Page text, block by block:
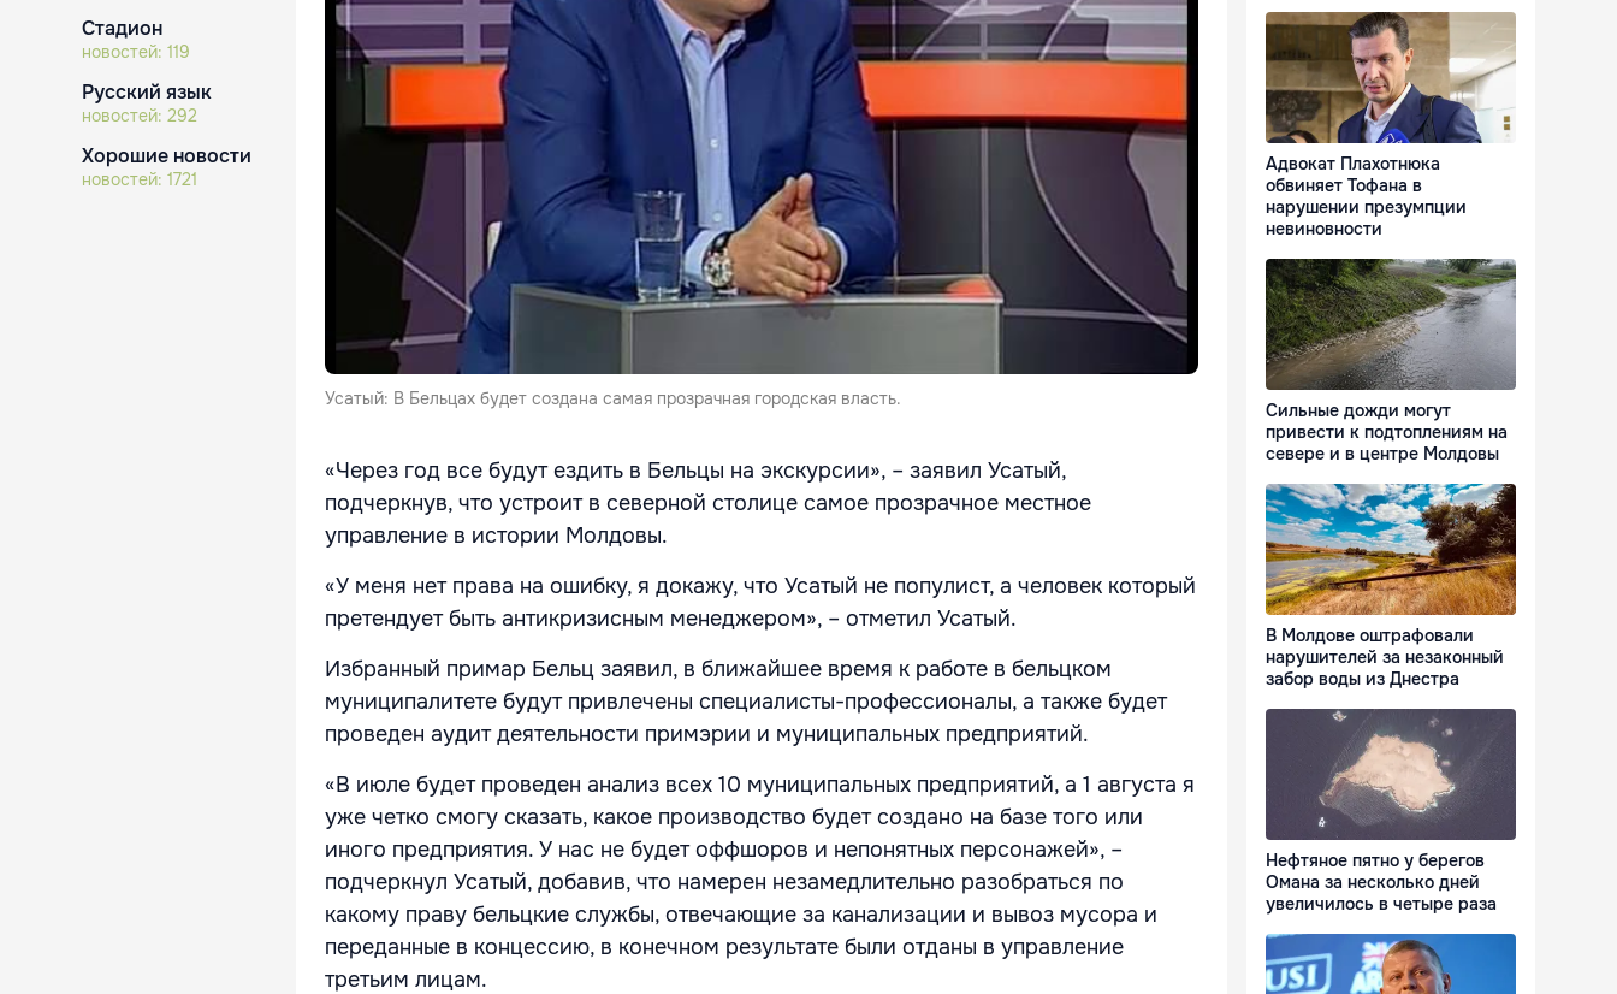
Стадион
новостей: 119
Русский язык
новостей: 292
Хорошие новости
новостей: 1721
Усатый: В Бельцах будет создана самая прозрачная городская власть.
«Через год все будут ездить в Бельцы на экскурсии», – заявил Усатый,
подчеркнув, что устроит в северной столице самое прозрачное местное
управление в истории Молдовы.
«У меня нет права на ошибку, я докажу, что Усатый не популист, а человек который
претендует быть антикризисным менеджером», – отметил Усатый.
Избранный примар Бельц заявил, в ближайшее время к работе в бельцком
муниципалитете будут привлечены специалисты-профессионалы, а также будет
проведен аудит деятельности примэрии и муниципальных предприятий.
«В июле будет проведен анализ всех 10 муниципальных предприятий, а 1 августа я
уже четко смогу сказать, какое производство будет создано на базе того или
иного предприятия. У нас не будет оффшоров и непонятных персонажей», –
подчеркнул Усатый, добавив, что намерен незамедлительно разобраться по
какому праву бельцкие службы, отвечающие за канализации и вывоз мусора и
переданные в концессию, в конечном результате были отданы в управление
третьим лицам.
Адвокат Плахотнюка
обвиняет Тофана в
нарушении презумпции
невиновности
Сильные дожди могут
привести к подтоплениям на
севере и в центре Молдовы
В Молдове оштрафовали
нарушителей за незаконный
забор воды из Днестра
Нефтяное пятно у берегов
Омана за несколько дней
увеличилось в четыре раза